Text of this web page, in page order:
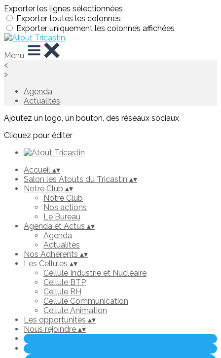
Exporter les lignes sélectionnées
Exporter toutes les colonnes
Exporter uniquement les colonnes affichées
Menu
<
>
Agenda
Actualités
Ajoutez un logo, un bouton, des réseaux sociaux
Cliquez pour éditer
Accueil ▴▾
Salon les Atouts du Tricastin ▴▾
Notre Club ▴▾
Notre Club
Nos actions
Le Bureau
Agenda et Actus ▴▾
Agenda
Actualités
Nos Adhérents ▴▾
Les Cellules ▴▾
Cellule Industrie et Nucléaire
Cellule BTP
Cellule RH
Cellule Communication
Cellule Animation
Les opportunités ▴▾
Nous rejoindre ▴▾